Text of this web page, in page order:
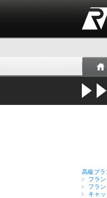
高級ブ
フラ
フラ
キャ